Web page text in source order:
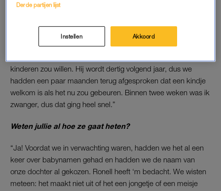
Was de zwangerschap gepland?
“Het was niet per se gepland, maar we hebben altijd tegen
elkaar gezegd dat we samen kinderen willen. Ronell heeft ook
kinderen zou willen. Hij wordt dertig volgend jaar, dus we
hadden een paar maanden terug afgesproken dat een kindje
welkom is als het nu zou gebeuren. Binnen twee weken was ik
zwanger, dus dat ging heel snel.”
Weten jullie al hoe ze gaat heten?
“Ja! Voordat we in verwachting waren, hadden we het al een
keer over babynamen gehad en hadden we de naam van
onze dochter al gekozen. Ronell heeft ‘m bedacht. We wisten
meteen: het maakt niet uit of het een jongetje of een meisje
Derde partijen lijst
Instellen Akkoord